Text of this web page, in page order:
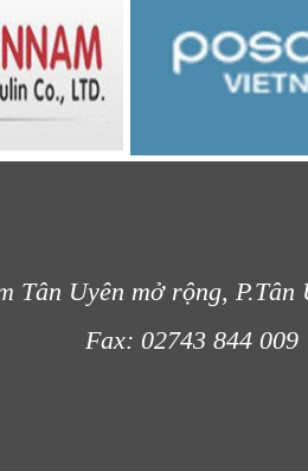
Uyên mở rộng, P.Tân
Fax: 02743 844 009